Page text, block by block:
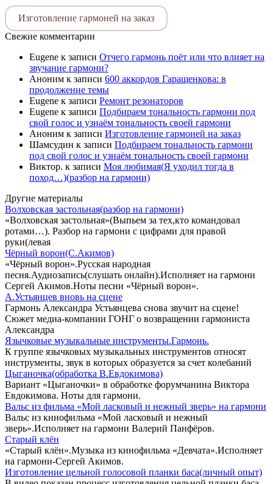
Изготовление гармоней на заказ
Свежие комментарии
Eugene к записи Отчего гармонь поёт или что влияет на
звучание гармони?
Аноним к записи 600 аккордов Гаращенкова: в
продолжение темы
Eugene к записи Ремонт резонаторов
Eugene к записи Подбираем тональность гармони под
свой голос и узнаём тональность своей гармони
Аноним к записи Изготовление гармоней на заказ
Шамсудин к записи Подбираем тональность гармони
под свой голос и узнаём тональность своей гармони
Виктор. к записи Моя любимая(Я уходил тогда в
поход…)(разбор на гармони)
Другие материалы
Волховская застольная(разбор на гармони)
«Волховская застольная»(Выпьем за тех,кто командовал
ротами…). Разбор на гармони с цифрами для правой
руки(левая
Чёрный ворон(С.Акимов)
«Чёрный ворон».Русская народная
песня.Аудиозапись(слушать онлайн).Исполняет на гармони
Сергей Акимов.Ноты песни «Чёрный ворон».
А.Устьянцев вновь на сцене
Гармонь Александра Устьянцева снова звучит на сцене!
Сюжет медиа-компании ГОНГ о возвращении гармониста
Александра
Язычковые музыкальные инструменты.Гармонь.
К группе язычковых музыкальных инструментов относят
инструменты, звук в которых образуется за счет колебаний
Цыганочка(обработка В.Евдокимова)
Вариант «Цыганочки» в обработке форумчанина Виктора
Евдокимова. Ноты для гармони.
Вальс из фильма «Мой ласковый и нежный зверь» на гармони
Вальс из кинофильма «Мой ласковый и нежный
зверь».Исполняет на гармони Валерий Панфёров.
Старый клён
«Старый клён».Музыка из кинофильма «Девчата».Исполняет
на гармони-Сергей Акимов.
Изготовление цельной голосовой планки баса(личный опыт)